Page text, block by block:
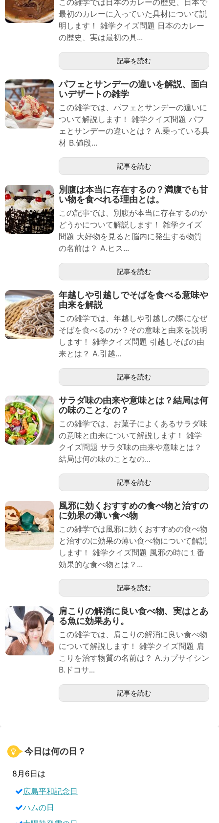
この雑学では日本のカレーの歴史、日本で
最初のカレーに入っていた具材について説
明します！ 雑学クイズ問題 日本のカレー
の歴史、実は最初の具...
記事を読む
パフェとサンデーの違いを解説、面白
いデザートの雑学
この雑学では、パフェとサンデーの違いに
ついて解説します！ 雑学クイズ問題 パフ
ェとサンデーの違いとは？ A.乗っている具
材 B.値段...
記事を読む
別腹は本当に存在するの？満腹でも甘
い物を食べれる理由とは。
この記事では、別腹が本当に存在するのか
どうかについて解説します！ 雑学クイズ
問題 大好物を見ると脳内に発生する物質
の名前は？ A.ヒス...
記事を読む
年越しや引越しでそばを食べる意味や
由来を解説
この雑学では、年越しや引越しの際になぜ
そばを食べるのか？その意味と由来を説明
します！ 雑学クイズ問題 引越しそばの由
来とは？ A.引越...
記事を読む
サラダ味の由来や意味とは？結局は何
の味のことなの？
この雑学では、お菓子によくあるサラダ味
の意味と由来について解説します！ 雑学
クイズ問題 サラダ味の由来や意味とは？
結局は何の味のことなの...
記事を読む
風邪に効くおすすめの食べ物と治すの
に効果の薄い食べ物
この雑学では風邪に効くおすすめの食べ物
と治すのに効果の薄い食べ物について解説
します！ 雑学クイズ問題 風邪の時に１番
効果的な食べ物とは？...
記事を読む
肩こりの解消に良い食べ物、実はとあ
る魚に効果あり。
この雑学では、肩こりの解消に良い食べ物
について解説します！ 雑学クイズ問題 肩
こりを治す物質の名前は？ A.カプサイシン
B.ドコサ...
記事を読む
今日は何の日？
8月6日は
広島平和記念日
ハムの日